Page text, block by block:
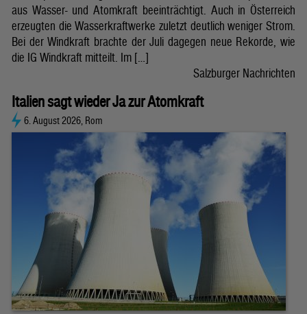
aus Wasser- und Atomkraft beeinträchtigt. Auch in Österreich
erzeugten die Wasserkraftwerke zuletzt deutlich weniger Strom.
Bei der Windkraft brachte der Juli dagegen neue Rekorde, wie
die IG Windkraft mitteilt. Im […]
Salzburger Nachrichten
Italien sagt wieder Ja zur Atomkraft
6. August 2026, Rom